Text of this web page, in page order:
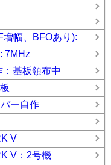
増幅、BFOあり):
7MHz
基板領布中
ー自作
V
V：2号機